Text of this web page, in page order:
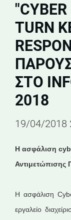
TURN
ΣΤΟ
2018
19/04/2018
Η ασφάλιση
Αντιμετώπισης
Η ασφάλιση
εργαλείο